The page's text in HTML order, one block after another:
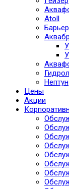
Atoll
Барьер
Нептун
Цены
Акции